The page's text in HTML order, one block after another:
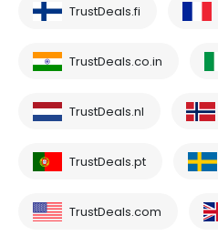
TrustDeals.fi
TrustDeals.co.in
TrustDeals.nl
TrustDeals.pt
TrustDeals.com